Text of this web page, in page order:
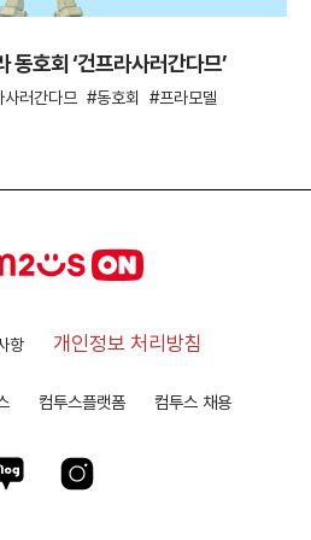
동호회 ‘건프라사러간다므’
사러간다므 동호회 프라모델
항 개인정보 처리방침
컴투스플랫폼 컴투스 채용